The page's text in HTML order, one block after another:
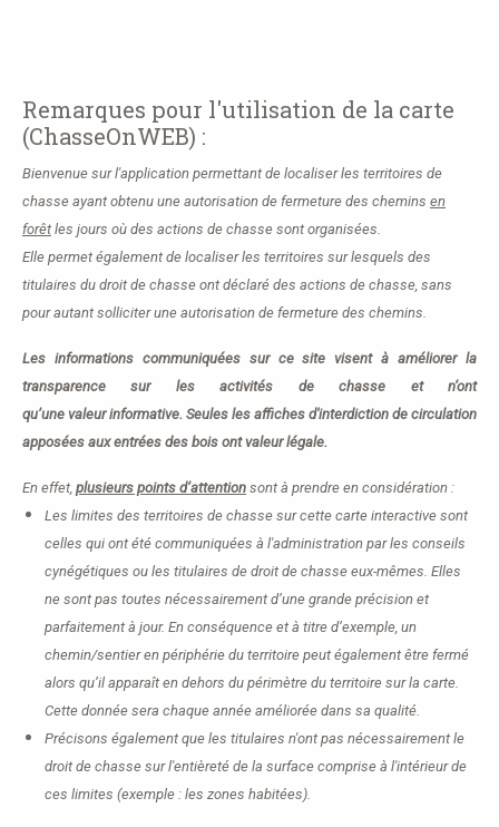
Remarques pour l'utilisation de la carte
(ChasseOnWEB) :
Bienvenue sur l'application permettant de localiser les territoires de
chasse ayant obtenu une autorisation de fermeture des chemins en
forêt les jours où des actions de chasse sont organisées.
Elle permet également de localiser les territoires sur lesquels des
titulaires du droit de chasse ont déclaré des actions de chasse, sans
pour autant solliciter une autorisation de fermeture des chemins.
Les informations communiquées sur ce site visent à améliorer la
transparence sur les activités de chasse et n’ont
qu’une valeur informative. Seules les affiches d'interdiction de circulation
apposées aux entrées des bois ont valeur légale.
En effet, plusieurs points d’attention sont à prendre en considération :
Les limites des territoires de chasse sur cette carte interactive sont
celles qui ont été communiquées à l'administration par les conseils
cynégétiques ou les titulaires de droit de chasse eux-mêmes. Elles
ne sont pas toutes nécessairement d’une grande précision et
parfaitement à jour. En conséquence et à titre d’exemple, un
chemin/sentier en périphérie du territoire peut également être fermé
alors qu’il apparaît en dehors du périmètre du territoire sur la carte.
Cette donnée sera chaque année améliorée dans sa qualité.
Précisons également que les titulaires n'ont pas nécessairement le
droit de chasse sur l'entièreté de la surface comprise à l'intérieur de
ces limites (exemple : les zones habitées).